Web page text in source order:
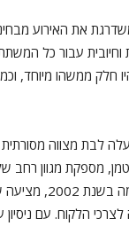
את האירוע
וחיובית עבור כל
חלק ממשהו מיוחד,
לבת מצווה
מספקת מגוון רחב
האירועים. החברה,
הלקוח. עם ניסיון